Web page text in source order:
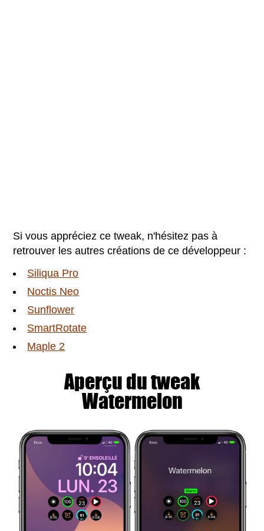
Si vous appréciez ce tweak, n'hésitez pas à
retrouver les autres créations de ce développeur :
Siliqua Pro
Noctis Neo
Sunflower
SmartRotate
Maple 2
Aperçu du tweak
Watermelon